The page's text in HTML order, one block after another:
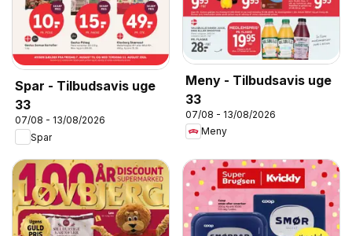
Spar - Tilbudsavis uge
33
07/08 - 13/08/2026
Spar
Meny - Tilbudsavis uge
33
07/08 - 13/08/2026
Meny